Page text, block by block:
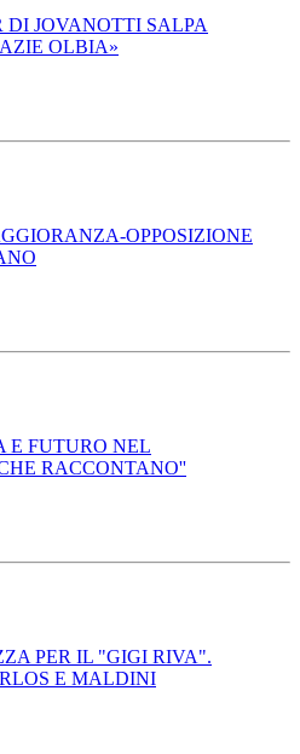
DI JOVANOTTI SALPA
OLBIA»
OPPOSIZIONE
E FUTURO NEL
RACCONTANO''
PER IL "GIGI RIVA".
E MALDINI